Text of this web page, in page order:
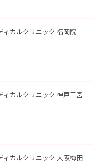
ィカルクリニック 福岡院
ィカルクリニック 神戸三宮
ィカルクリニック 大阪梅田